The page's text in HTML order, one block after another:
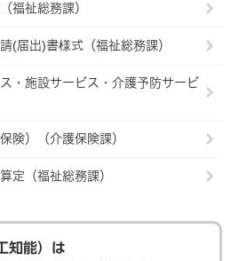
福祉総務課）
(届出)書様式（福祉総務課）
・施設サービス・介護予防サービ
険）（介護保険課）
定（福祉総務課）
知能）は